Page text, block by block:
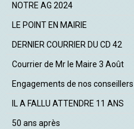
NOTRE AG 2024
LE POINT EN MAIRIE
DERNIER COURRIER DU CD 42
Courrier de Mr le Maire 3 Août
Engagements de nos conseillers
IL A FALLU ATTENDRE 11 ANS
50 ans après